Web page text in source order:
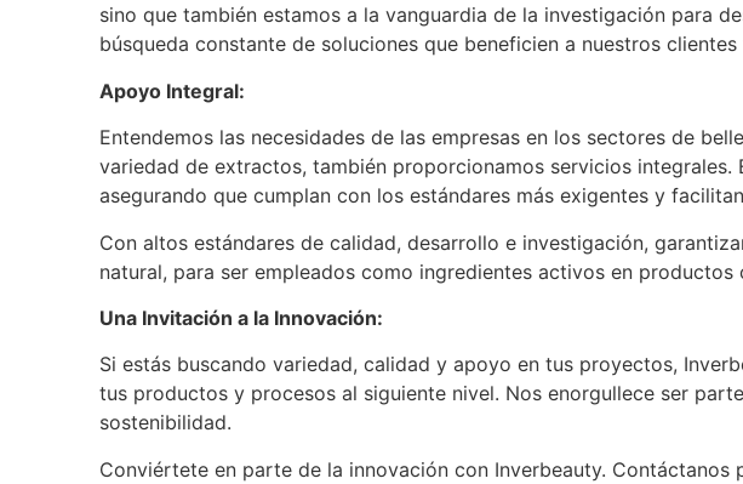
sino que también estamos a la vanguardia de la investigación para
búsqueda constante de soluciones que beneficien a nuestros
Apoyo Integral:
Entendemos las necesidades de las empresas en los sectores de
variedad de extractos, también proporcionamos servicios
asegurando que cumplan con los estándares más exigentes y
Con altos estándares de calidad, desarrollo e investigación,
natural, para ser empleados como ingredientes activos en
Una Invitación a la Innovación:
Si estás buscando variedad, calidad y apoyo en tus proyectos,
tus productos y procesos al siguiente nivel. Nos enorgullece ser
sostenibilidad.
Conviértete en parte de la innovación con Inverbeauty.